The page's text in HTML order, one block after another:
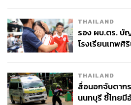
THAILAND
รอง ผบ.ตร. บั
โรงเรียนเทพศิ
THAILAND
สื่อนอกจับตาก
นนทบุรี ชี้ไทยมี